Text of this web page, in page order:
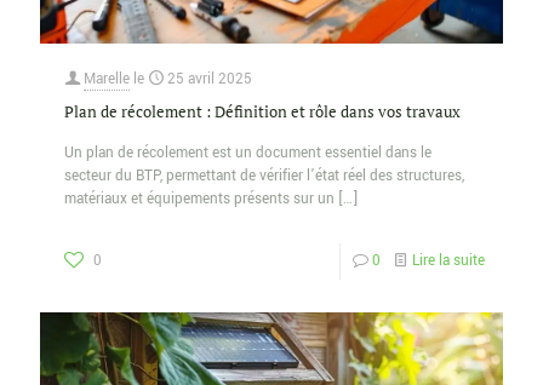
Marelle le 25 avril 2025
Plan de récolement : Définition et rôle dans vos travaux
Un plan de récolement est un document essentiel dans le
secteur du BTP, permettant de vérifier l’état réel des structures,
matériaux et équipements présents sur un […]
0 0 Lire la suite